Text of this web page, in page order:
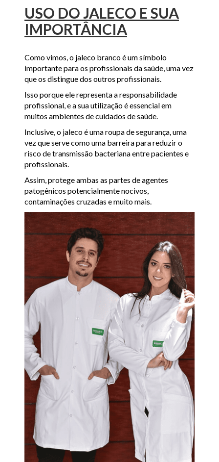
USO DO JALECO E SUA
IMPORTÂNCIA
Como vimos, o jaleco branco é um símbolo
importante para os profissionais da saúde, uma vez
que os distingue dos outros profissionais.
Isso porque ele representa a responsabilidade
profissional, e a sua utilização é essencial em
muitos ambientes de cuidados de saúde.
Inclusive, o jaleco é uma roupa de segurança, uma
vez que serve como uma barreira para reduzir o
risco de transmissão bacteriana entre pacientes e
profissionais.
Assim, protege ambas as partes de agentes
patogênicos potencialmente nocivos,
contaminações cruzadas e muito mais.